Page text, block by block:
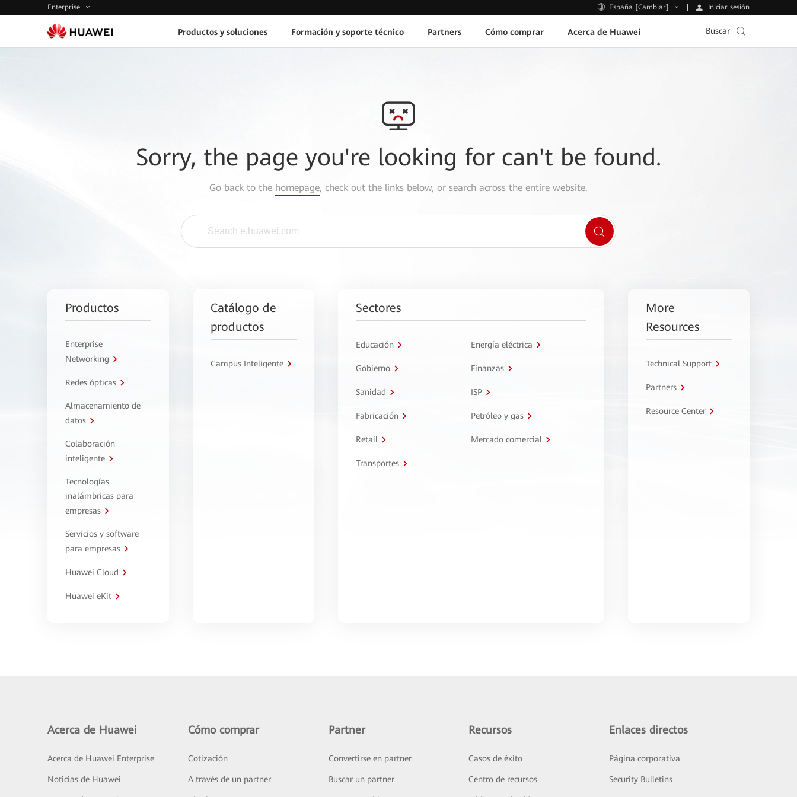
Enterprise España [Cambiar] Iniciar sesión
Productos y soluciones Formación y soporte técnico Partners Cómo comprar Acerca de Huawei Buscar
Sorry, the page you're looking for can't be found.
Go back to the homepage, check out the links below, or search across the entire website.
Productos
Enterprise
Networking
Redes ópticas
Almacenamiento de
datos
Colaboración
inteligente
Tecnologías
inalámbricas para
empresas
Servicios y software
para empresas
Huawei Cloud
Huawei eKit
Catálogo de
productos
Campus Inteligente
Sectores
Educación Energía eléctrica
Gobierno Finanzas
Sanidad ISP
Fabricación Petróleo y gas
Retail Mercado comercial
Transportes
More
Resources
Technical Support
Partners
Resource Center
Acerca de Huawei
Acerca de Huawei Enterprise
Noticias de Huawei
Cómo comprar
Cotización
A través de un partner
Partner
Convertirse en partner
Buscar un partner
Recursos
Casos de éxito
Centro de recursos
Enlaces directos
Página corporativa
Security Bulletins